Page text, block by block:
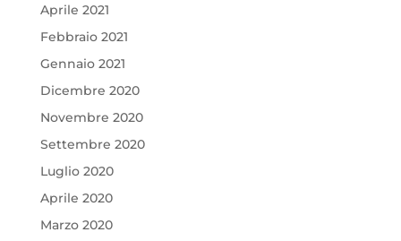
Aprile 2021
Febbraio 2021
Gennaio 2021
Dicembre 2020
Novembre 2020
Settembre 2020
Luglio 2020
Aprile 2020
Marzo 2020